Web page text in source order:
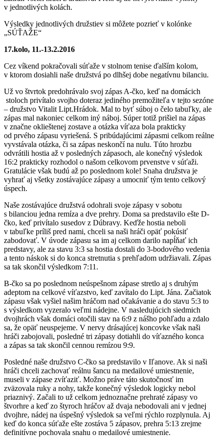
v jednotlivých kolách.
Výsledky jednotlivých družstiev si môžete pozrieť v kolónke
„SÚŤAŽE“
17.kolo, 11.-13.2.2016
Cez víkend pokračovali súťaže v stolnom tenise ďalším kolom,
v ktorom dosiahli naše družstvá po dlhšej dobe negatívnu bilanciu.
Už vo štvrtok predohrávalo svoj zápas A-čko, keď na domácich
stoloch privítalo svojho doteraz jediného premožiteľa v tejto sezóne
– družstvo Vitalit Lipt.Hrádok. Mal to byť súboj o čelo tabuľky, ale
zápas mal nakoniec celkom iný náboj. Súper totiž prišiel na zápas
v značne oklieštenej zostave a otázka víťaza bola prakticky
od prvého zápasu vyriešená. S pribúdajúcimi zápasmi celkom reálne
vyvstávala otázka, či sa zápas neskončí na nulu. Túto hrozbu
odvrátili hostia až v posledných zápasoch, ale konečný výsledok
16:2 prakticky rozhodol o našom celkovom prvenstve v súťaži.
Gratulácie však budú až po poslednom kole! Snaha družstva je
vyhrať aj všetky zostávajúce zápasy a umocniť tým tento celkový
úspech.
Naše zostávajúce družstvá odohrali svoje zápasy v sobotu
s bilanciou jedna remíza a dve prehry. Doma sa predstavilo ešte D-
čko, keď privítalo susedov z Dúbravy. Keďže hostia neboli
v tabuľke príliš pred nami, chceli sa naši hráči opäť pokúsiť
zabodovať. V úvode zápasu sa im aj celkom darilo napĺňať ich
predstavy, ale za stavu 3:3 sa hostia dostali do 3-bodového vedenia
a tento náskok si do konca stretnutia s prehľadom udržiavali. Zápas
sa tak skončil výsledkom 7:11.
B-čko sa po poslednom neúspešnom zápase stretlo aj s druhým
adeptom na celkové víťazstvo, keď zavítalo do Lipt. Jána. Začiatok
zápasu však vyšiel našim hráčom nad očakávanie a do stavu 5:3 to
s výsledkom vyzeralo veľmi nádejne. V nasledujúcich siedmich
dvojhrách však domáci otočili stav na 6:9 z nášho pohľadu a zdalo
sa, že opäť neuspejeme. V nervy drásajúcej koncovke však naši
hráči zabojovali, posledné tri zápasy dotiahli do víťazného konca
a zápas sa tak skončil cennou remízou 9:9.
Posledné naše družstvo C-čko sa predstavilo v Iľanove. Ak si naši
hráči chceli zachovať reálnu šancu na medailové umiestnenie,
museli v zápase zvíťaziť. Možno práve táto skutočnosť im
zväzovala ruky a nohy, takže konečný výsledok logicky nebol
priaznivý. Začali to už celkom jednoznačne prehraté zápasy vo
štvorhre a keď zo štyroch hráčov až dvaja nebodovali ani v jednej
dvojhre, nádej na úspešný výsledok sa veľmi rýchlo rozplynula. Aj
keď do konca súťaže ešte zostáva 5 zápasov, prehra 5:13 zrejme
definitívne pochovala snahu o medailové umiestnenie.